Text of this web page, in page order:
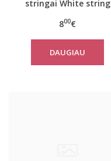
stringai White string
800€
DAUGIAU